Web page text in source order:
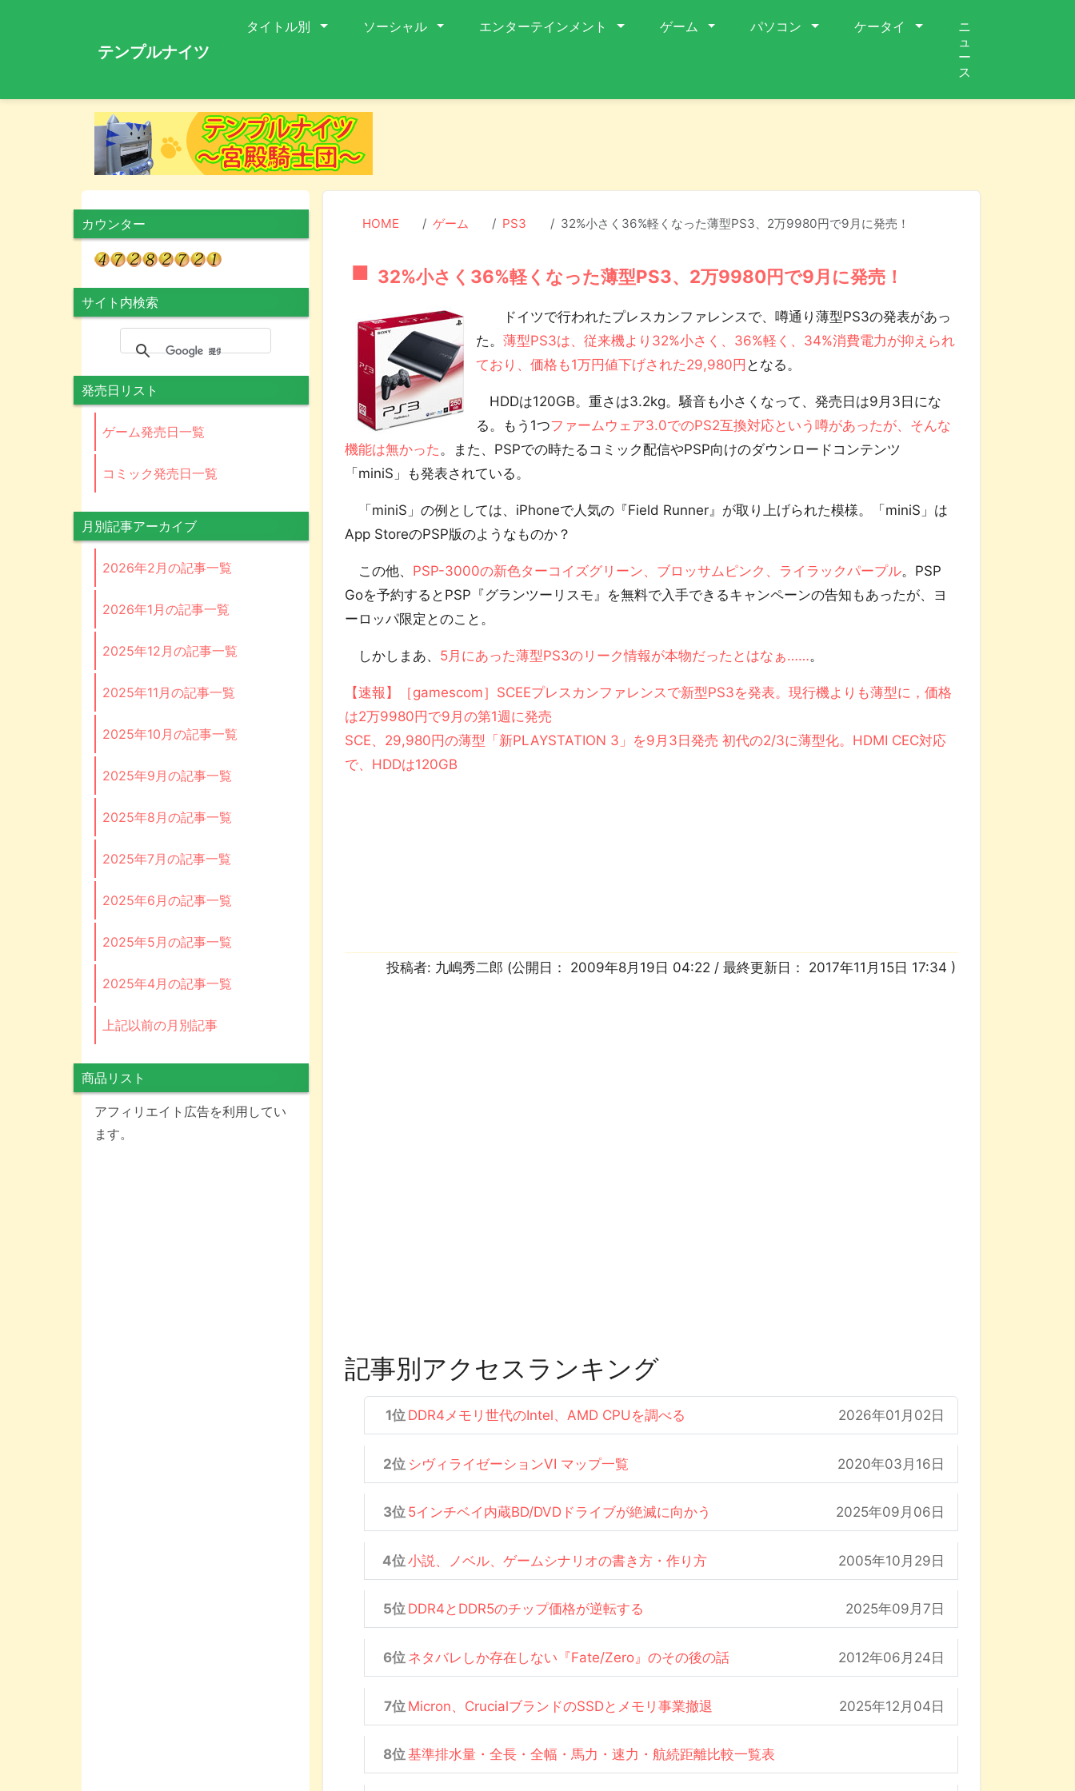
テンプルナイツ
タイトル別 ソーシャル エンターテインメント ゲーム パソコン ケータイ
ニ
ュ
ー
ス
HOME ゲーム PS3 32%小さく36%軽くなった薄型PS3、2万9980円で9月に発売！
32%小さく36%軽くなった薄型PS3、2万9980円で9月に発売！
ドイツで行われたプレスカンファレンスで、噂通り薄型PS3の発表があっ
た。 薄型PS3は、従来機より32%小さく、36%軽く、34%消費電力が抑えられ
ており、価格も1万円値下げされた29,980円 となる。
HDDは120GB。重さは3.2kg。騒音も小さくなって、発売日は9月3日にな
る。もう1つファームウェア3.0でのPS2互換対応という噂があったが、そんな
機能は無かった。また、PSPでの時たるコミック配信やPSP向けのダウンロードコンテンツ
「miniS」も発表されている。
「miniS」の例としては、iPhoneで人気の『Field Runner』が取り上げられた模様。「miniS」は
App StoreのPSP版のようなものか？
この他、 PSP-3000の新色ターコイズグリーン、ブロッサムピンク、ライラックパープル。PSP
Goを予約するとPSP『グランツーリスモ』を無料で入手できるキャンペーンの告知もあったが、ヨ
ーロッパ限定とのこと。
しかしまあ、 5月にあった薄型PS3のリーク情報が本物だったとはなぁ……。
【速報】［gamescom］SCEEプレスカンファレンスで新型PS3を発表。現行機よりも薄型に，価格
は2万9980円で9月の第1週に発売
SCE、29,980円の薄型「新PLAYSTATION 3」を9月3日発売 初代の2/3に薄型化。HDMI CEC対応
で、HDDは120GB
投稿者: 九嶋秀二郎 (公開日： 2009年8月19日 04:22 / 最終更新日： 2017年11月15日 17:34 )
記事別アクセスランキング
DDR4メモリ世代のIntel、AMD CPUを調べる 2026年01月02日
シヴィライゼーションVI マップ一覧 2020年03月16日
5インチベイ内蔵BD/DVDドライブが絶滅に向かう 2025年09月06日
小説、ノベル、ゲームシナリオの書き方・作り方 2005年10月29日
DDR4とDDR5のチップ価格が逆転する 2025年09月7日
ネタバレしか存在しない『Fate/Zero』のその後の話 2012年06月24日
Micron、CrucialブランドのSSDとメモリ事業撤退 2025年12月04日
基準排水量・全長・全幅・馬力・速力・航続距離比較一覧表
カウンター
サイト内検索
発売日リスト
ゲーム発売日一覧
コミック発売日一覧
月別記事アーカイブ
2026年2月の記事一覧
2026年1月の記事一覧
2025年12月の記事一覧
2025年11月の記事一覧
2025年10月の記事一覧
2025年9月の記事一覧
2025年8月の記事一覧
2025年7月の記事一覧
2025年6月の記事一覧
2025年5月の記事一覧
2025年4月の記事一覧
上記以前の月別記事
商品リスト
アフィリエイト広告を利用してい
ます。